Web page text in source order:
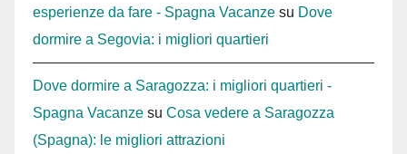
esperienze da fare - Spagna Vacanze su Dove
dormire a Segovia: i migliori quartieri
Dove dormire a Saragozza: i migliori quartieri -
Spagna Vacanze su Cosa vedere a Saragozza
(Spagna): le migliori attrazioni